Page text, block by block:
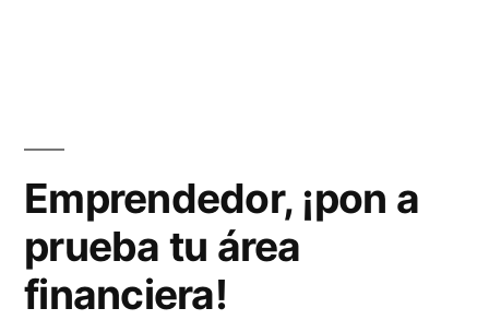
Emprendedor, ¡pon a
prueba tu área
financiera!